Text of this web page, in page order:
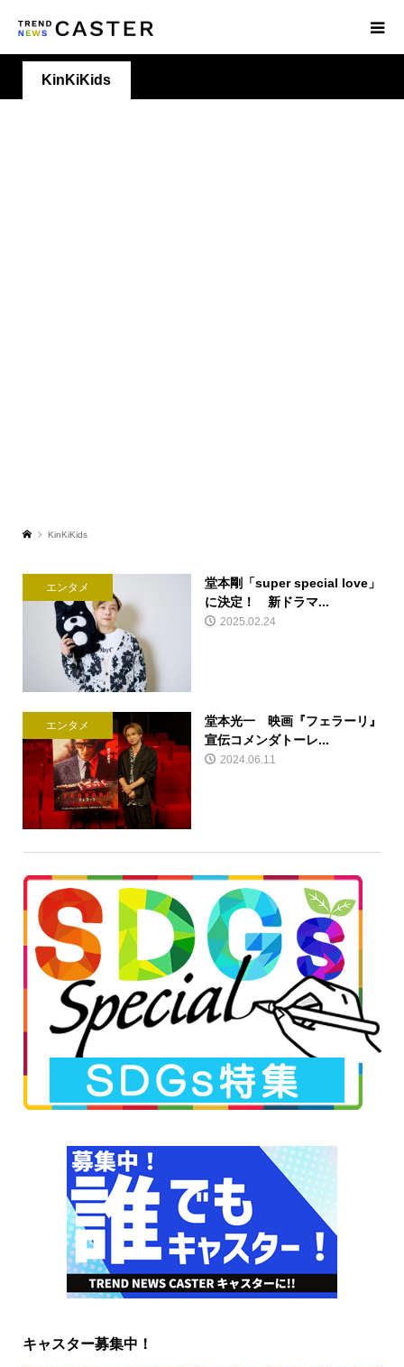
KinKiKids
KinKiKids
エンタメ
堂本剛「super special love」
に決定！ 新ドラマ...
2025.02.24
エンタメ
堂本光一 映画『フェラーリ』
宣伝コメンダトーレ...
2024.06.11
キャスター募集中！